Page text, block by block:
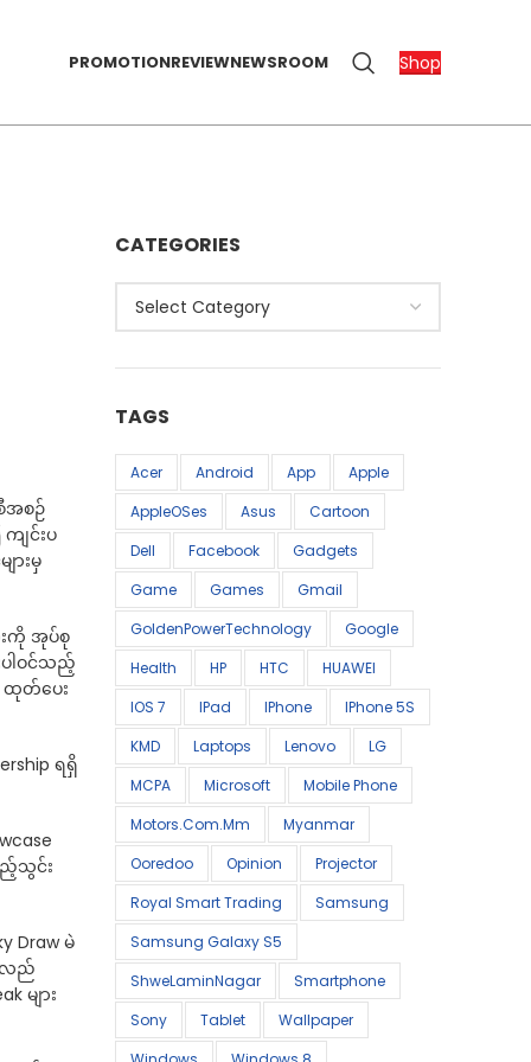
PROMOTIONREVIEWNEWSROOM Shop
အစဉ်
ျင်းပ
ားမှ
းကို အုပ်စု
ါဝင်သည့်
ထုတ်ပေး
ရရှိ
ည့်သွင်း
Draw မဲ
လည်
များ
CATEGORIES
Categories
TAGS
Acer Android App
Apple
AppleOSes
Asus
Cartoon
Dell
Facebook
Gadgets
Game
Games
Gmail
GoldenPowerTechnology
Google
Health
HP HTC
HUAWEI
IOS 7
IPad IPhone
IPhone 5S
KMD
Laptops Lenovo
LG
MCPA
Microsoft
Mobile Phone
Motors.com.mm
Myanmar
Ooredoo
Opinion
Projector
Royal Smart Trading
Samsung
Samsung Galaxy S5
ShweLaminNagar
Smartphone
Sony
Tablet
Wallpaper